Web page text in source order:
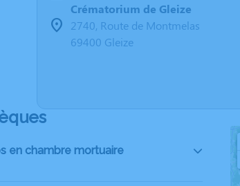
Crématorium de Gleize
2740, Route de Montmelas
69400 Gleize
en chambre mortuaire